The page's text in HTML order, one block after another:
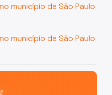
município de São Paulo
município de São Paulo
resiliente e sustentável